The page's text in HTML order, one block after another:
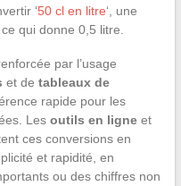
‘50 cl en litre‘, une
qui donne 0,5 litre.
par l’usage
et de tableaux de
rapide pour les
Les outils en ligneet
ces conversions en
et rapidité, en
ou des chiffres non